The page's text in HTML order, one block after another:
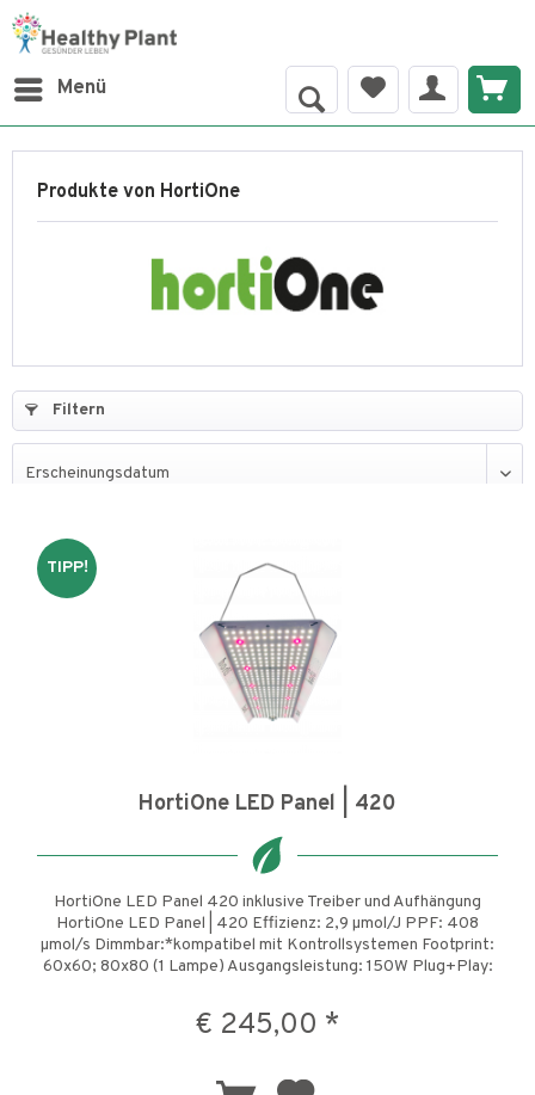
Menü
Produkte von HortiOne
Filtern
TIPP!
HortiOne LED Panel | 420
HortiOne LED Panel 420 inklusive Treiber und Aufhängung
HortiOne LED Panel | 420 Effizienz: 2,9 µmol/J PPF: 408
µmol/s Dimmbar:*kompatibel mit Kontrollsystemen Footprint:
60x60; 80x80 (1 Lampe) Ausgangsleistung: 150W Plug+Play:
€ 245,00 *